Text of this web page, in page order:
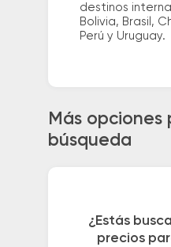
destinos
Bolivia, Brasil,
Perú y Uruguay.
Más opciones
búsqueda
¿Estás
precios